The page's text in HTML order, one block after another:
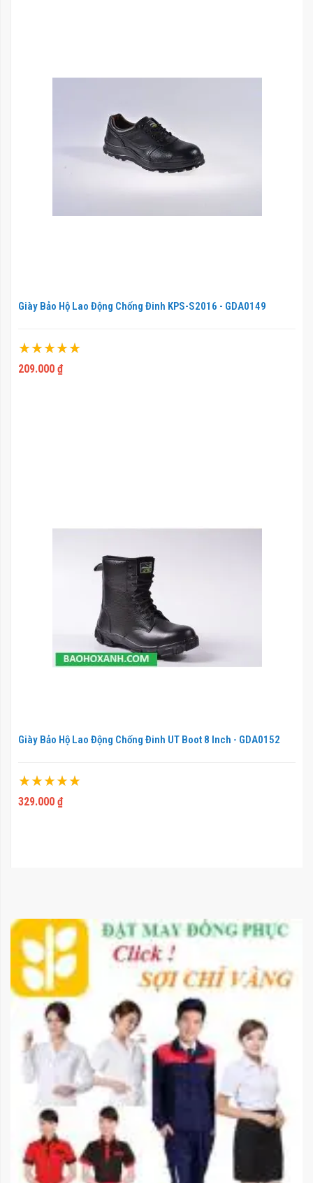
Giày Bảo Hộ Lao Động Chống Đinh KPS-S2016 - GDA0149
Xếp hạng:
100%
209.000 ₫
Giày Bảo Hộ Lao Động Chống Đinh UT Boot 8 Inch - GDA0152
Xếp hạng:
100%
329.000 ₫